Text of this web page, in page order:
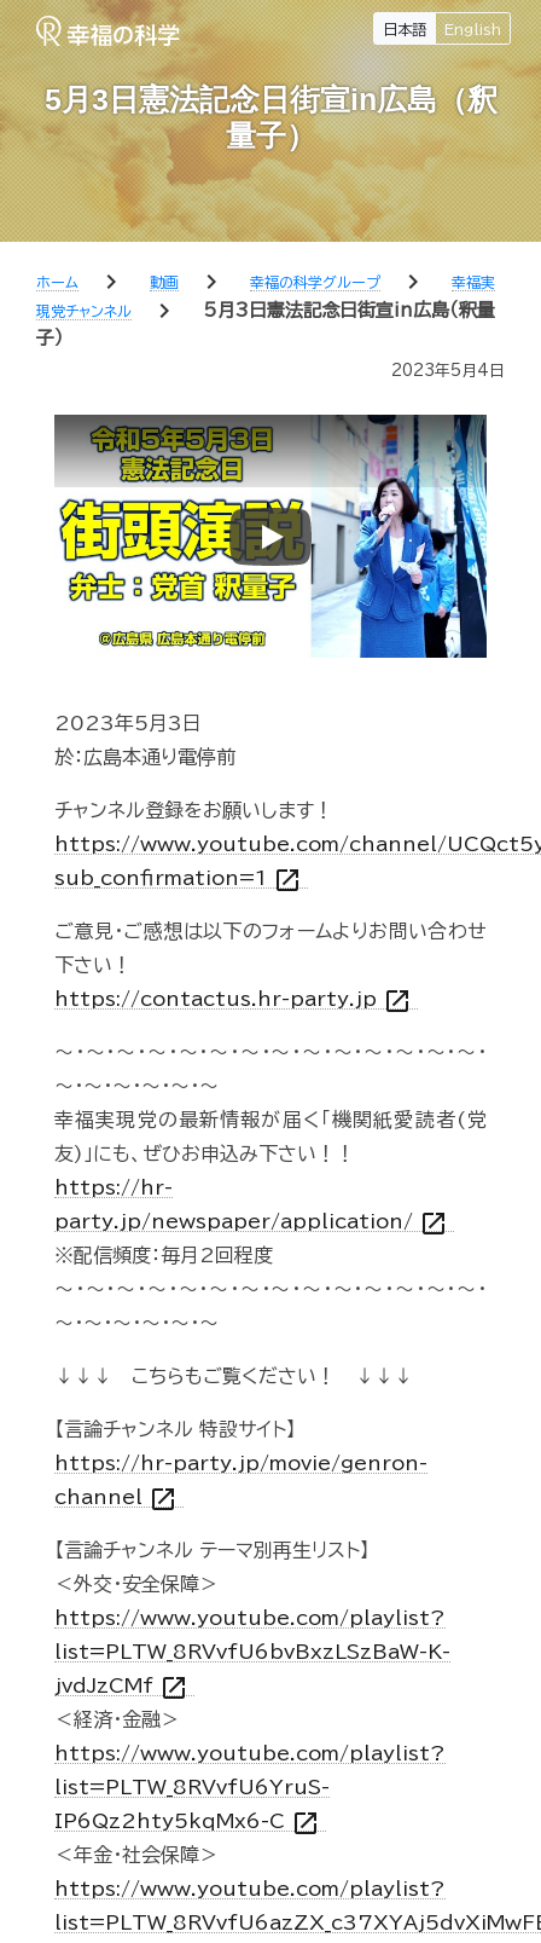
日本語 English
5月3日憲法記念日街宣in広島（釈
量子）
ホーム chevron_right 動画 chevron_right 幸福の科学グループ chevron_right
幸福実
現党チャンネル
chevron_right
5月3日憲法記念日街宣in広島（釈量
子）
2023年5月4日
Play
2023年5月3日
於：広島本通り電停前
チャンネル登録をお願いします！
https://www.youtube.com/channel/
sub_confirmation=1 open_in_new
ご意見・ご感想は以下のフォームよりお問い合わせ
下さい！
https://contactus.hr-party.jp open_in_new
～・～・～・～・～・～・～・～・～・～・～・～・～・～・
～・～・～・～・～・～
幸福実現党の最新情報が届く「機関紙愛読者(党
友)」にも、ぜひお申込み下さい！！
https://hr-
party.jp/newspaper/application/ open_in_new
※配信頻度：毎月2回程度
～・～・～・～・～・～・～・～・～・～・～・～・～・～・
～・～・～・～・～・～
↓↓↓ こちらもご覧ください！ ↓↓↓
【言論チャンネル 特設サイト】
https://hr-party.jp/movie/genron-
channel open_in_new
【言論チャンネル テーマ別再生リスト】
＜外交・安全保障＞
https://www.youtube.com/playlist?
list=PLTW_8RVvfU6bvBxzLSzBaW-K-
jvdJzCMf open_in_new
＜経済・金融＞
https://www.youtube.com/playlist?
list=PLTW_8RVvfU6YruS-
IP6Qz2hty5kqMx6-C open_in_new
＜年金・社会保障＞
https://www.youtube.com/playlist?